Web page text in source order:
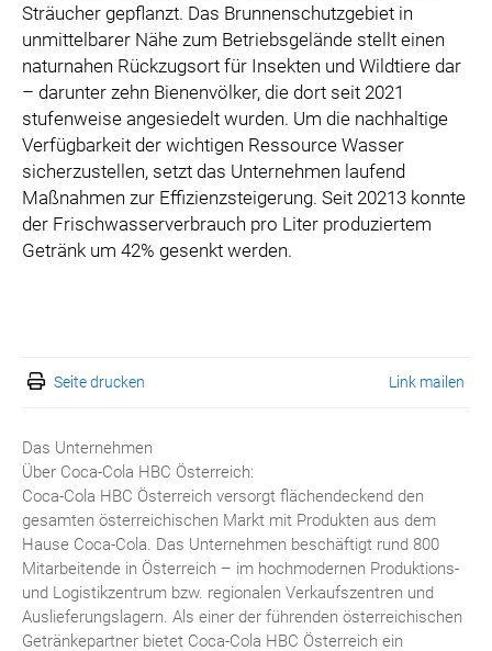
Sträucher gepflanzt. Das Brunnenschutzgebiet in
unmittelbarer Nähe zum Betriebsgelände stellt einen
naturnahen Rückzugsort für Insekten und Wildtiere dar
– darunter zehn Bienenvölker, die dort seit 2021
stufenweise angesiedelt wurden. Um die nachhaltige
Verfügbarkeit der wichtigen Ressource Wasser
sicherzustellen, setzt das Unternehmen laufend
Maßnahmen zur Effizienzsteigerung. Seit 20213 konnte
der Frischwasserverbrauch pro Liter produziertem
Getränk um 42% gesenkt werden.
Seite drucken Link mailen
Das Unternehmen
Über Coca-Cola HBC Österreich:
Coca-Cola HBC Österreich versorgt flächendeckend den
gesamten österreichischen Markt mit Produkten aus dem
Hause Coca-Cola. Das Unternehmen beschäftigt rund 800
Mitarbeitende in Österreich – im hochmodernen Produktions-
und Logistikzentrum bzw. regionalen Verkaufszentren und
Auslieferungslagern. Als einer der führenden österreichischen
Getränkepartner bietet Coca-Cola HBC Österreich ein